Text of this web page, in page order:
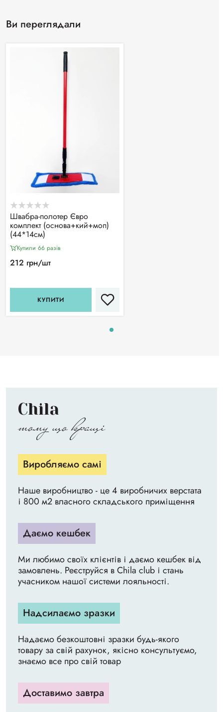
Ви переглядали
Швабра-полотер Євро
комплект (основа+кий+моп)
(44*14см)
Купили 66 разiв
212 грн/шт
КУПИТИ
Chila
тому що кращі
Виробляємо самі
Наше виробництво - це 4 виробничих верстата
і 800 м2 власного складського приміщення
Даємо кешбек
Ми любимо своїх клієнтів і даємо кешбек від
замовлень. Реєструйся в Chila club і стань
учасником нашої системи лояльності.
Надсилаємо зразки
Надаємо безкоштовні зразки будь-якого
товару за свій рахунок, якісно консультуємо,
знаємо все про свій товар
Доставимо завтра